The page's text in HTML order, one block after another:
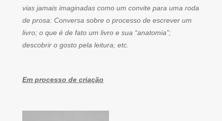
vias jamais imaginadas como um convite para uma roda
de prosa: Conversa sobre o processo de escrever um
livro; o que é de fato um livro e sua “anatomia”;
descobrir o gosto pela leitura; etc.
Em processo de criação